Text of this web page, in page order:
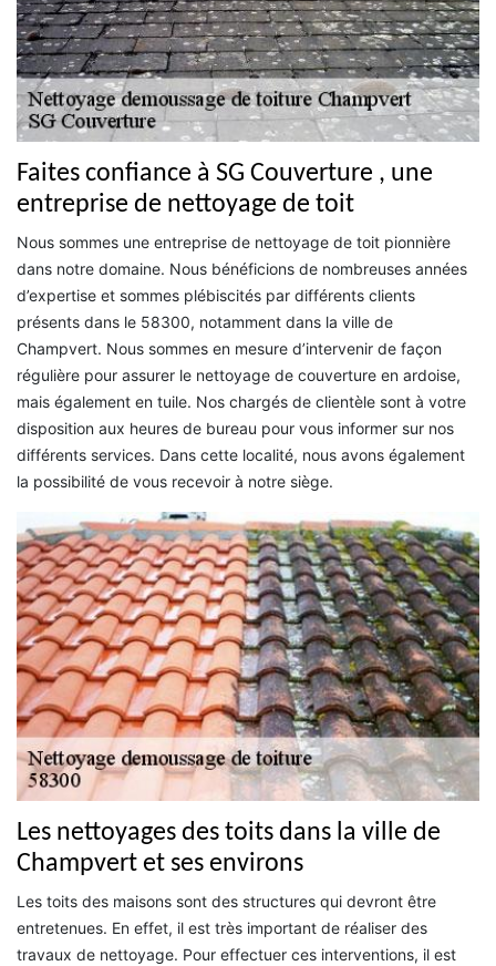
Faites confiance à SG Couverture , une
entreprise de nettoyage de toit
Nous sommes une entreprise de nettoyage de toit pionnière
dans notre domaine. Nous bénéficions de nombreuses années
d’expertise et sommes plébiscités par différents clients
présents dans le 58300, notamment dans la ville de
Champvert. Nous sommes en mesure d’intervenir de façon
régulière pour assurer le nettoyage de couverture en ardoise,
mais également en tuile. Nos chargés de clientèle sont à votre
disposition aux heures de bureau pour vous informer sur nos
différents services. Dans cette localité, nous avons également
la possibilité de vous recevoir à notre siège.
Les nettoyages des toits dans la ville de
Champvert et ses environs
Les toits des maisons sont des structures qui devront être
entretenues. En effet, il est très important de réaliser des
travaux de nettoyage. Pour effectuer ces interventions, il est